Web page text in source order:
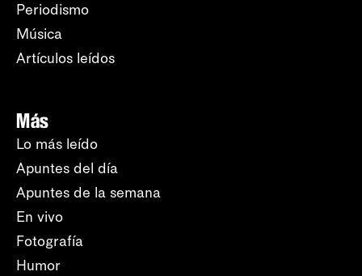
Periodismo
Música
Artículos leídos
Más
Lo más leído
Apuntes del día
Apuntes de la semana
En vivo
Fotografía
Humor